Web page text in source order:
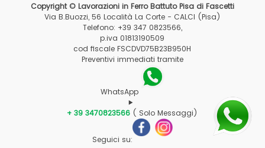
Copyright © Lavorazioni in Ferro Battuto Pisa di Fascetti
Via B.Buozzi, 56 Località La Corte - CALCI (Pisa)
Telefono: +39 347 0823566,
p.iva 01813190509
cod fiscale FSCDVD75B23B950H
Preventivi immediati tramite
WhatsApp
+ 39 3470823566 ( Solo Messaggi)
Seguici su: